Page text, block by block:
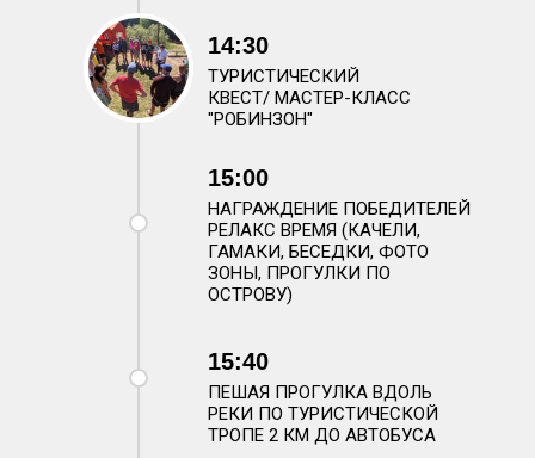
ТУРИСТИЧЕСКИЙ
КВЕСТ/ МАСТЕР-КЛАСС
"РОБИНЗОН"
14:30
15:40
ПЕШАЯ ПРОГУЛКА ВДОЛЬ
РЕКИ ПО ТУРИСТИЧЕСКОЙ
ТРОПЕ 2 КМ ДО АВТОБУСА
НАГРАЖДЕНИЕ ПОБЕДИТЕЛЕЙ
РЕЛАКС ВРЕМЯ (КАЧЕЛИ,
ГАМАКИ, БЕСЕДКИ, ФОТО
ЗОНЫ, ПРОГУЛКИ ПО
ОСТРОВУ)
15:00